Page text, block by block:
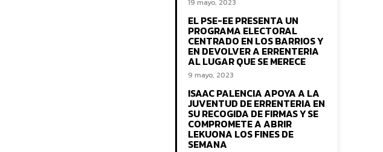
19 mayo, 2023
EL PSE-EE PRESENTA UN
PROGRAMA ELECTORAL
CENTRADO EN LOS BARRIOS Y
EN DEVOLVER A ERRENTERIA
AL LUGAR QUE SE MERECE
9 mayo, 2023
ISAAC PALENCIA APOYA A LA
JUVENTUD DE ERRENTERIA EN
SU RECOGIDA DE FIRMAS Y SE
COMPROMETE A ABRIR
LEKUONA LOS FINES DE
SEMANA